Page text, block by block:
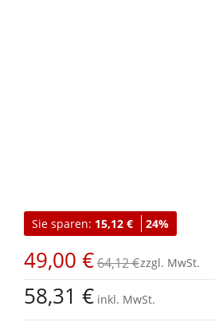
Anfang
der
springen
Sie sparen: 15,12 € 24%
49,00 €64,12 €
58,31 € inkl. MwSt.